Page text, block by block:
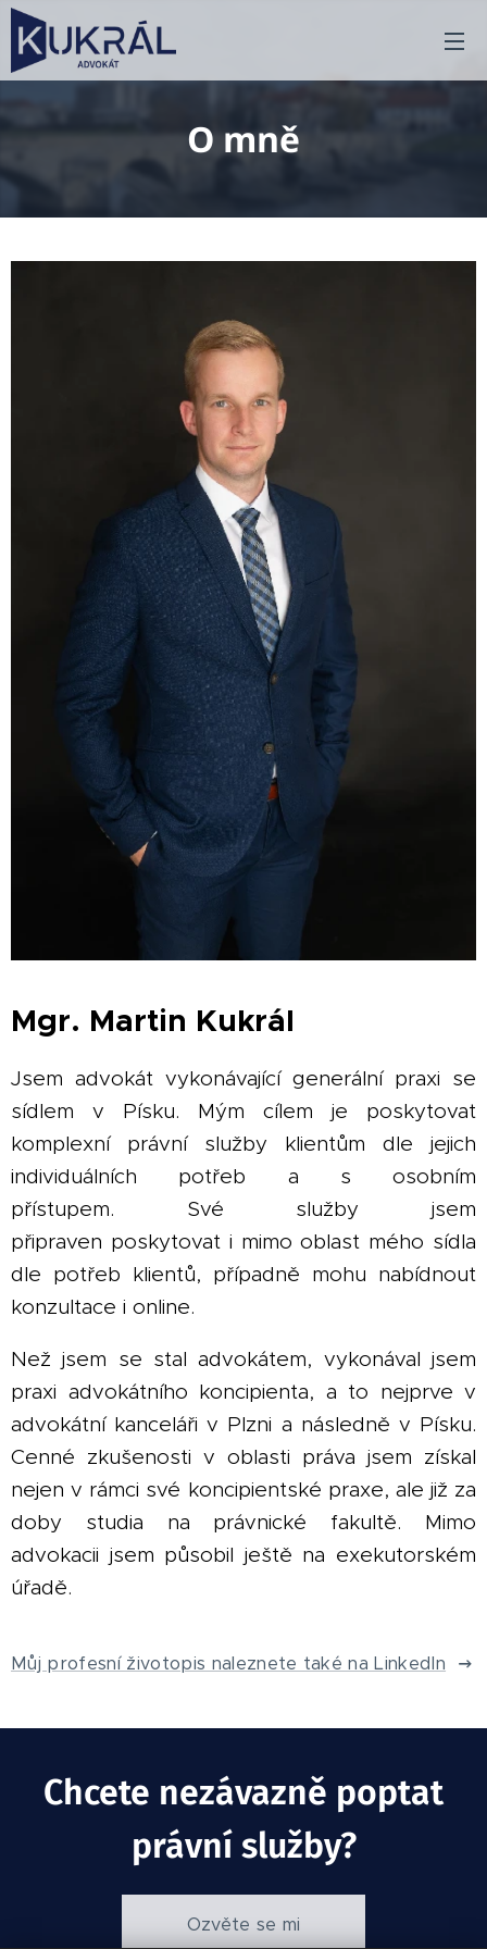
O mně
Mgr. Martin Kukrál
Jsem advokát vykonávající generální praxi se
sídlem v Písku. Mým cílem je poskytovat
komplexní právní služby klientům dle jejich
individuálních potřeb a s osobním
přístupem. Své služby jsem
připraven poskytovat i mimo oblast mého sídla
dle potřeb klientů, případně mohu nabídnout
konzultace i online.
Než jsem se stal advokátem, vykonával jsem
praxi advokátního koncipienta, a to nejprve v
advokátní kanceláři v Plzni a následně v Písku.
Cenné zkušenosti v oblasti práva jsem získal
nejen v rámci své koncipientské praxe, ale již za
doby studia na právnické fakultě. Mimo
advokacii jsem působil ještě na exekutorském
úřadě.
Můj profesní životopis naleznete také na LinkedIn
Chcete nezávazně poptat
právní služby?
Ozvěte se mi